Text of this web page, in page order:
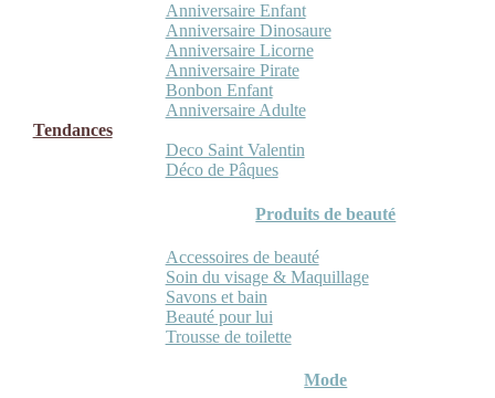
Anniversaire Enfant
Anniversaire Dinosaure
Anniversaire Licorne
Anniversaire Pirate
Bonbon Enfant
Anniversaire Adulte
Tendances
Deco Saint Valentin
Déco de Pâques
Produits de beauté
Accessoires de beauté
Soin du visage & Maquillage
Savons et bain
Beauté pour lui
Trousse de toilette
Mode